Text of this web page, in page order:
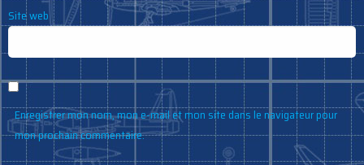
Site web
Enregistrer mon nom, mon e-mail et mon site dans le navigateur pour
mon prochain commentaire.